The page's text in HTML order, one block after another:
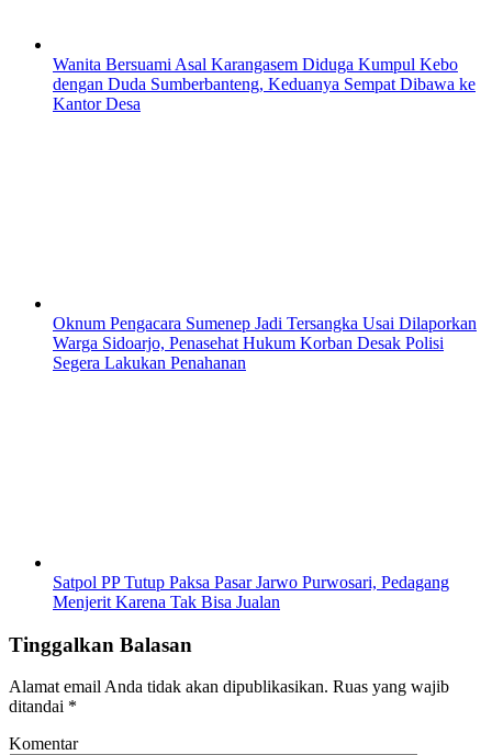
Wanita Bersuami Asal Karangasem Diduga Kumpul Kebo
dengan Duda Sumberbanteng, Keduanya Sempat Dibawa ke
Kantor Desa
Oknum Pengacara Sumenep Jadi Tersangka Usai Dilaporkan
Warga Sidoarjo, Penasehat Hukum Korban Desak Polisi
Segera Lakukan Penahanan
Satpol PP Tutup Paksa Pasar Jarwo Purwosari, Pedagang
Menjerit Karena Tak Bisa Jualan
Tinggalkan Balasan
Alamat email Anda tidak akan dipublikasikan. Ruas yang wajib
ditandai *
Komentar